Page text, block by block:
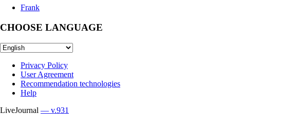
Frank
CHOOSE LANGUAGE
Privacy Policy
User Agreement
Recommendation technologies
Help
LiveJournal — v.931